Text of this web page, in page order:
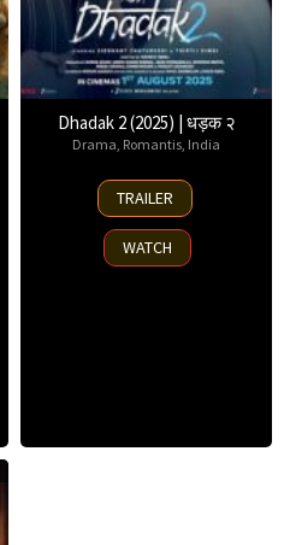
Dhadak 2 (2025) | धड़क २
Drama Romantis India
1
Aug
2025
TRAILER
WATCH